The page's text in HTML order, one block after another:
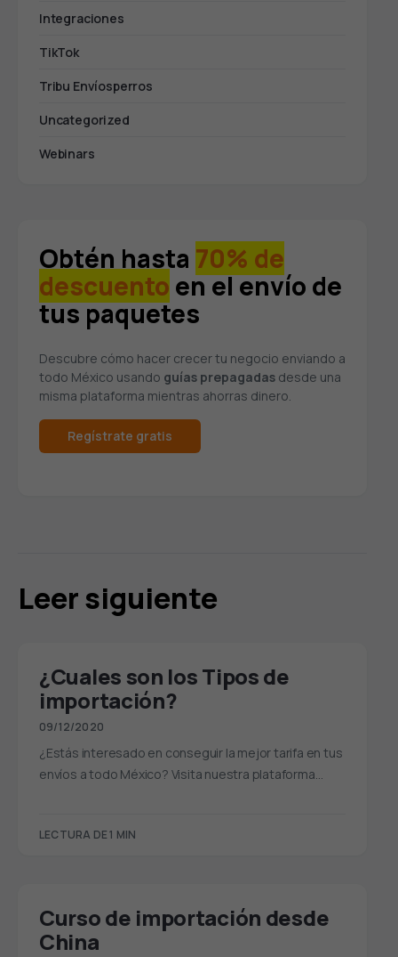
Integraciones
TikTok
Tribu Envíosperros
Uncategorized
Webinars
Obtén hasta 70% de
descuento en el envío de
tus paquetes
Descubre cómo hacer crecer tu negocio enviando a
todo México usando guías prepagadas desde una
misma plataforma mientras ahorras dinero.
Regístrate gratis
Leer siguiente
¿Cuales son los Tipos de
importación?
09/12/2020
¿Estás interesado en conseguir la mejor tarifa en tus
envíos a todo México? Visita nuestra plataforma…
LECTURA DE 1 MIN
Curso de importación desde
China